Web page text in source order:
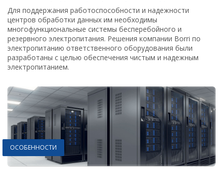
Для поддержания работоспособности и надежности
центров обработки данных им необходимы
многофункциональные системы бесперебойного и
резервного электропитания. Решения компании Borri по
электропитанию ответственного оборудования были
разработаны с целью обеспечения чистым и надежным
электропитанием.
ОСОБЕННОСТИ